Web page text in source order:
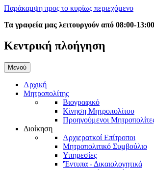
Παράκαμψη προς το κυρίως περιεχόμενο
Τα γραφεία μας λειτουργούν από 08:00-
Κεντρική πλοήγηση
Μενού
Αρχική
Μητροπολίτης
Βιογραφικό
Κίνηση Μητροπολίτου
Προηγούμενοι
Διοίκηση
Αρχιερατκοί Επίτροποι
Μητροπολιτικό Συμβούλιο
Υπηρεσίες
'Έντυπα - Δικαιολογητικά